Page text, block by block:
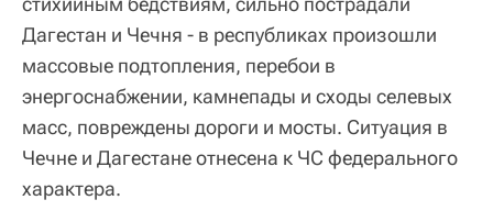
Дагестан и Чечня - в республиках произошли
массовые подтопления, перебои в
энергоснабжении, камнепады и сходы селевых
масс, повреждены дороги и мосты. Ситуация в
Чечне и Дагестане отнесена к ЧС федерального
характера.